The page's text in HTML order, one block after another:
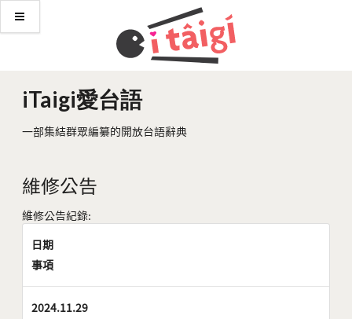
iTaigi愛台語
一部集結群眾編纂的開放台語辭典
維修公告
維修公告紀錄:
日期
事項
2024.11.29